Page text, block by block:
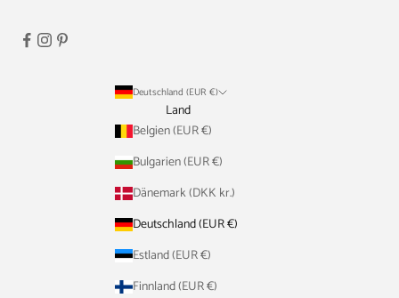
Deutschland (EUR €)
Land
Belgien (EUR €)
Bulgarien (EUR €)
Dänemark (DKK kr.)
Deutschland (EUR €)
Estland (EUR €)
Finnland (EUR €)